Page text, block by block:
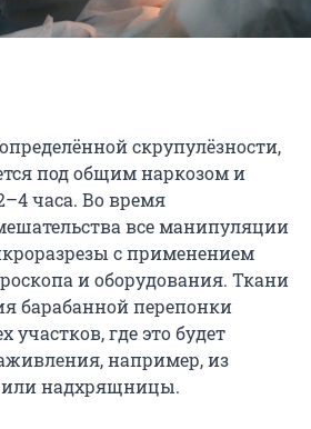
скрупулёзности,
под общим наркозом и
часа. Во время
все манипуляции
с применением
и оборудования. Ткани
барабанной перепонки
участков, где это будет
например, из
или надхрящницы.